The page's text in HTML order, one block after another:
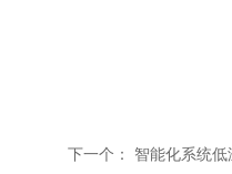
下一个： 智能化系统低